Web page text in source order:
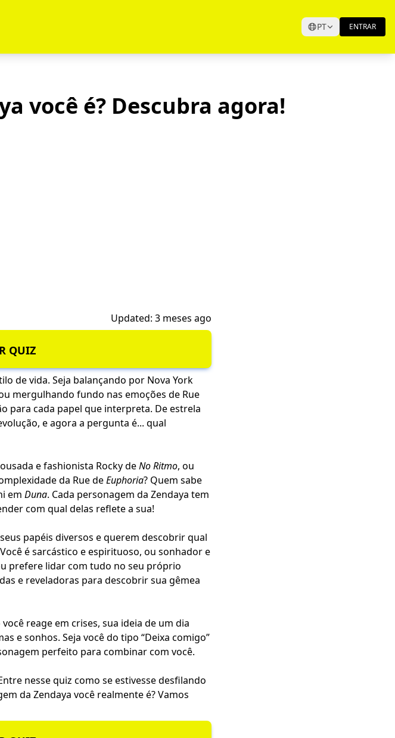
PT ENTRAR
você é? Descubra agora!
Updated: 3 meses ago
QUIZ
de vida. Seja balançando por Nova York
mergulhando fundo nas emoções de Rue
para cada papel que interpreta. De estrela
e agora a pergunta é... qual
e fashionista Rocky deNo Ritmo, ou
da Rue deEuphoria? Quem sabe
em Duna. Cada personagem da Zendaya tem
com qual delas reflete a sua!
papéis diversos e querem descobrir qual
é sarcástico e espirituoso, ou sonhador e
prefere lidar com tudo no seu próprio
e reveladoras para descobrir sua gêmea
reage em crises, sua ideia de um dia
e sonhos. Seja você do tipo “Deixa comigo”
perfeito para combinar com você.
nesse quiz como se estivesse desfilando
da Zendaya você realmente é? Vamos